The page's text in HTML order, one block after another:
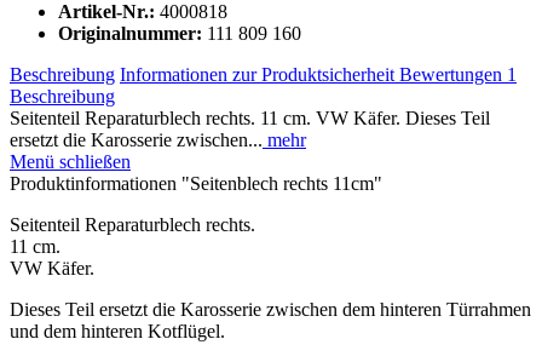
Artikel-Nr.: 4000818
Originalnummer: 111 809 160
Beschreibung Informationen zur Produktsicherheit Bewertungen 1
Beschreibung
Seitenteil Reparaturblech rechts. 11 cm. VW Käfer. Dieses Teil
ersetzt die Karosserie zwischen... mehr
Menü schließen
Produktinformationen "Seitenblech rechts 11cm"
Seitenteil Reparaturblech rechts.
11 cm.
VW Käfer.
Dieses Teil ersetzt die Karosserie zwischen dem hinteren Türrahmen
und dem hinteren Kotflügel.